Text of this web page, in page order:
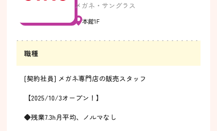
メガネ・サングラス
本館1F
職種
[契約社員] メガネ専門店の販売スタッフ
【2025/10/3オープン！】
◆残業7.3h月平均、ノルマなし